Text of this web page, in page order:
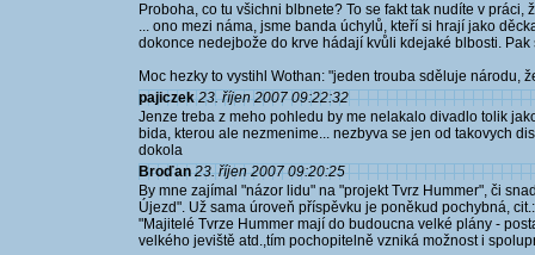
Proboha, co tu všichni blbnete? To se fakt tak nudíte v práci,
... ono mezi náma, jsme banda úchylů, kteří si hrají jako
dokonce nedejbože do krve hádají kvůli kdejaké blbosti.
Moc hezky to vystihl Wothan: "jeden trouba sděluje národu,
pajiczek 23. říjen 2007 09:22:32
Jenze treba z meho pohledu by me nelakalo divadlo tolik
bida, kterou ale nezmenime... nezbyva se jen od takovych
dokola
Broďan 23. říjen 2007 09:20:25
By mne zajímal "názor lidu" na "projekt Tvrz Hummer", či
Újezd". Už sama úroveň příspěvku je poněkud pochybná, cit.:
"Majitelé Tvrze Hummer mají do budoucna velké plány -
velkého jeviště atd.,tím pochopitelně vzniká možnost i